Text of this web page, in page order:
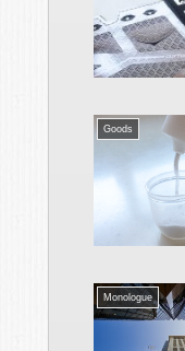
Goods
Monologue